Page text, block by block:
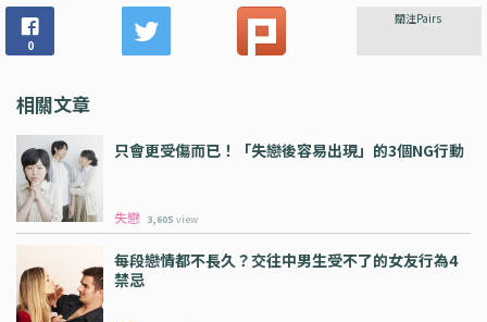
0
關注Pairs
相關文章
只會更受傷而已！「失戀後容易出現」的3個NG行動
失戀 3,605 view
每段戀情都不長久？交往中男生受不了的女友行為4
禁忌